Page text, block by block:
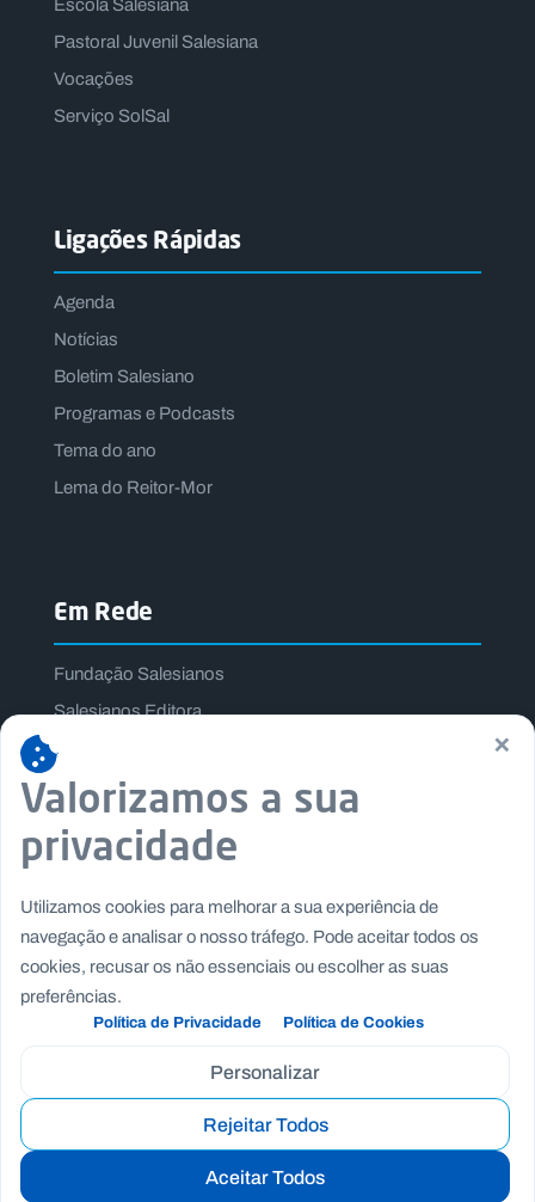
Pastoral Juvenil Salesiana
Vocações
Serviço SolSal
Ligações Rápidas
Agenda
Notícias
Boletim Salesiano
Programas e Podcasts
Tema do ano
Lema do Reitor-Mor
Em Rede
Fundação Salesianos
Salesianos Editora
Família Salesiana
Missão Dom Bosco
Copyright © Fundação Salesianos
Politica de Cookies |Termos e Condições
×
Valorizamos a sua
privacidade
Utilizamos cookies para melhorar a sua experiência de
navegação e analisar o nosso tráfego. Pode aceitar todos os
cookies, recusar os não essenciais ou escolher as suas
preferências.
Política de Privacidade Política de Cookies
Personalizar
Rejeitar Todos
Aceitar Todos